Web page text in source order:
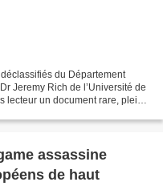
du Département
Jeremy Rich de l’Université de
lecteur un document rare, plein
assassine
de haut